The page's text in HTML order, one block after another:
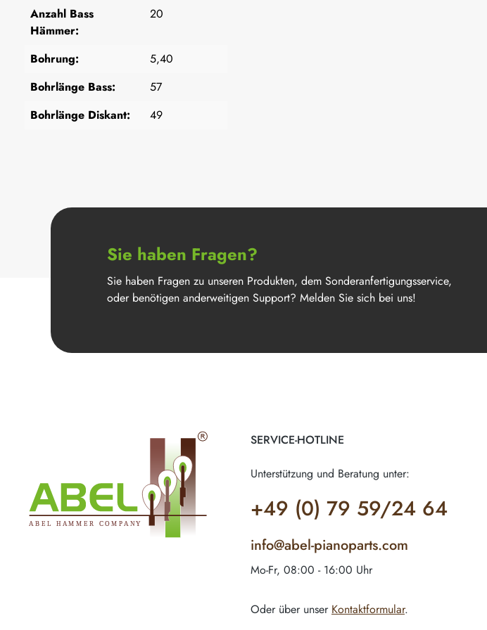
Anzahl Bass
Hämmer:
20
Bohrung:
5,40
Bohrlänge Bass:
57
Bohrlänge Diskant:
49
Sie haben Fragen?
Sie haben Fragen zu unseren Produkten, dem Sonderanfertigungsservice,
oder benötigen anderweitigen Support? Melden Sie sich bei uns!
SERVICE-HOTLINE
Unterstützung und Beratung unter:
+49 (0) 79 59/24 64
info@abel-pianoparts.com
Mo-Fr, 08:00 - 16:00 Uhr
Oder über unser Kontaktformular.